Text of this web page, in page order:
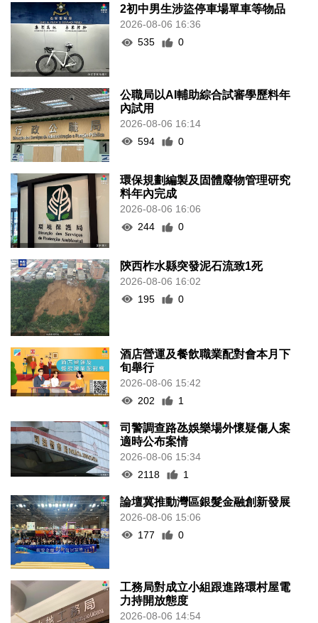
2初中男生涉盜停車場單車等物品
2026-08-06 16:36
535
0
公職局以AI輔助綜合試審學歷料年
內試用
2026-08-06 16:14
594
0
環保規劃編製及固體廢物管理研究
料年內完成
2026-08-06 16:06
244
0
陝西柞水縣突發泥石流致1死
2026-08-06 16:02
195
0
酒店營運及餐飲職業配對會本月下
旬舉行
2026-08-06 15:42
202
1
司警調查路氹娛樂場外懷疑傷人案
適時公布案情
2026-08-06 15:34
2118
1
論壇冀推動灣區銀髮金融創新發展
2026-08-06 15:06
177
0
工務局對成立小組跟進路環村屋電
力持開放態度
2026-08-06 14:54